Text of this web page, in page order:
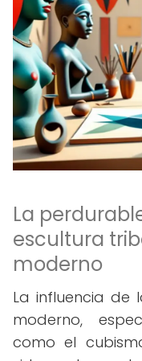
La
escultura
moderno
La influencia de
moderno,
como el